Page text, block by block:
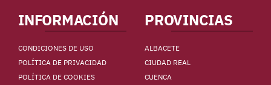
INFORMACIÓN
CONDICIONES DE USO
POLÍTICA DE PRIVACIDAD
POLÍTICA DE COOKIES
PROVINCIAS
ALBACETE
CIUDAD REAL
CUENCA